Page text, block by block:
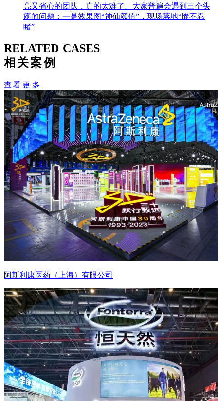
亮又省心的团队，真的太难了。大家普遍会遇到三个头
疼的问题：一是效果图“神仙颜值”，现场落地“惨不忍
睹”
RELATED CASES
相关案例
查看更多
阿斯利康医药（上海）有限公司